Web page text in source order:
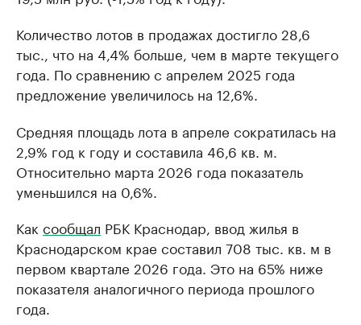
Количество лотов в продажах достигло 28,6
тыс., что на 4,4% больше, чем в марте текущего
года. По сравнению с апрелем 2025 года
предложение увеличилось на 12,6%.
Средняя площадь лота в апреле сократилась на
2,9% год к году и составила 46,6 кв. м.
Относительно марта 2026 года показатель
уменьшился на 0,6%.
Как сообщал РБК Краснодар, ввод жилья в
Краснодарском крае составил 708 тыс. кв. м в
первом квартале 2026 года. Это на 65% ниже
показателя аналогичного периода прошлого
года.